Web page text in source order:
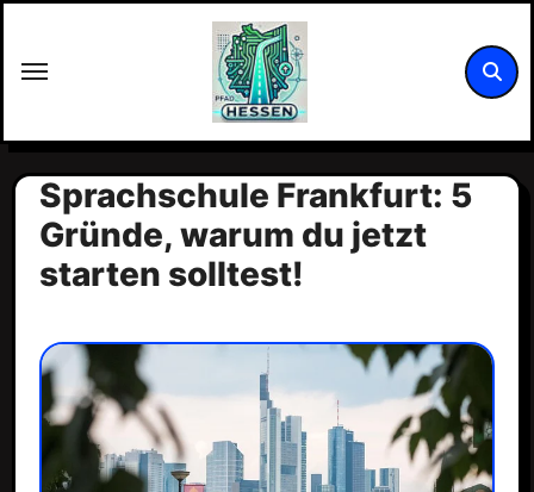
springen
Sprachschule Frankfurt: 5
Gründe, warum du jetzt
starten solltest!